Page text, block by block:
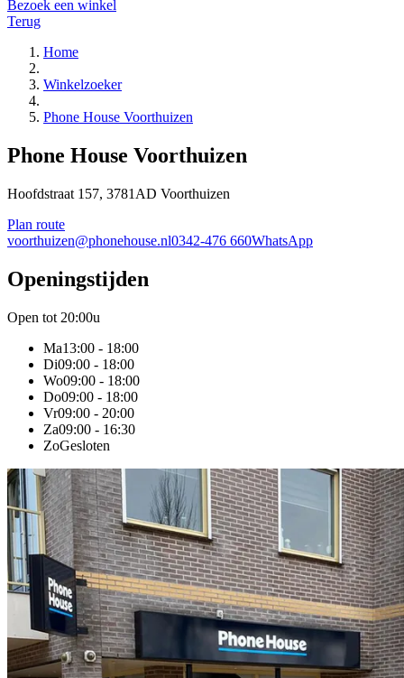
Bezoek een winkel
Terug
Home
Winkelzoeker
Phone House Voorthuizen
Phone House Voorthuizen
Hoofdstraat 157, 3781AD Voorthuizen
Plan route
voorthuizen@phonehouse.nl0342-476 660WhatsApp
Openingstijden
Open tot 20:00u
Ma13:00 - 18:00
Di09:00 - 18:00
Wo09:00 - 18:00
Do09:00 - 18:00
Vr09:00 - 20:00
Za09:00 - 16:30
ZoGesloten